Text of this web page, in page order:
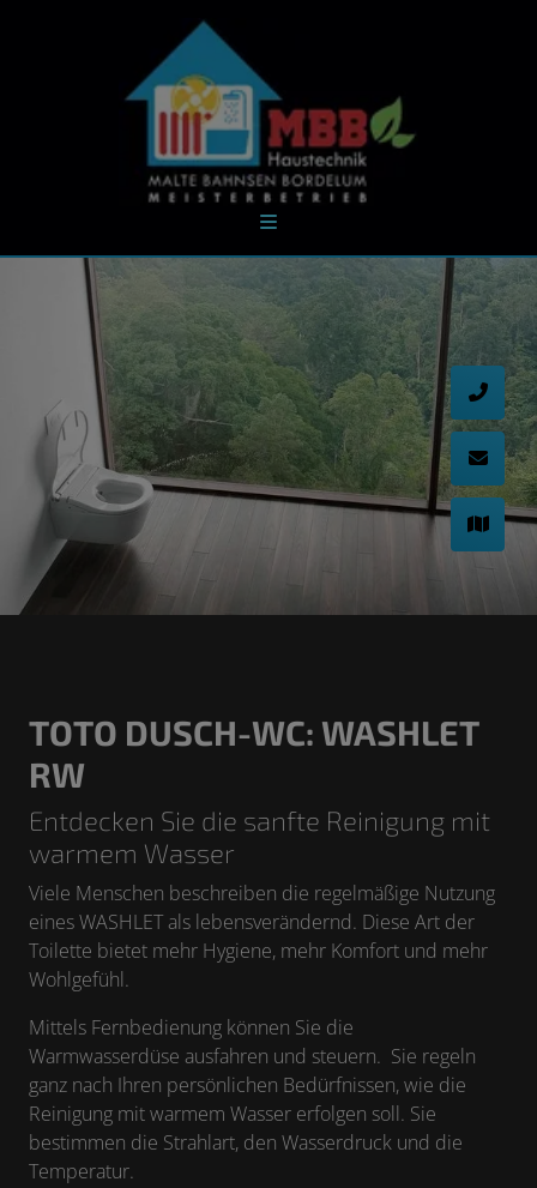
TOTO DUSCH-WC: WASHLET
RW
Entdecken Sie die sanfte Reinigung mit
warmem Wasser
Viele Menschen beschreiben die regelmäßige Nutzung
eines WASHLET als lebensverändernd. Diese Art der
Toilette bietet mehr Hygiene, mehr Komfort und mehr
Wohlgefühl.
Mittels Fernbedienung können Sie die
Warmwasserdüse ausfahren und steuern. Sie regeln
ganz nach Ihren persönlichen Bedürfnissen, wie die
Reinigung mit warmem Wasser erfolgen soll. Sie
bestimmen die Strahlart, den Wasserdruck und die
Temperatur.